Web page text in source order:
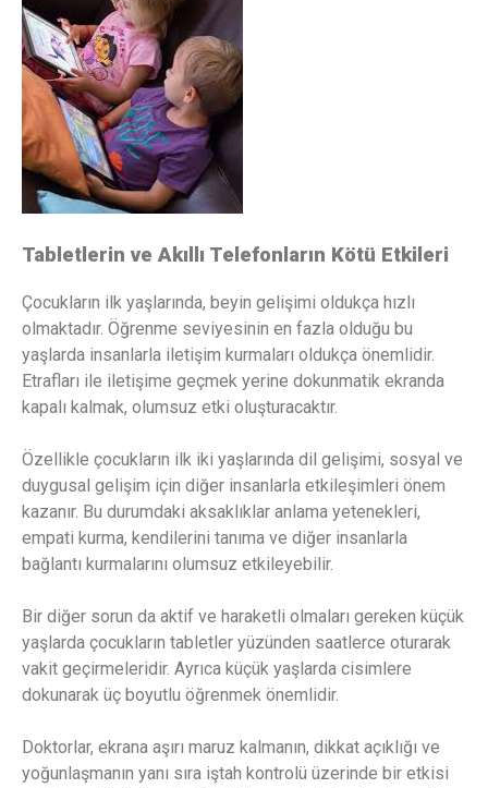
Tabletlerin ve Akıllı Telefonların Kötü Etkileri
Çocukların ilk yaşlarında, beyin gelişimi oldukça hızlı
olmaktadır. Öğrenme seviyesinin en fazla olduğu bu
yaşlarda insanlarla iletişim kurmaları oldukça önemlidir.
Etrafları ile iletişime geçmek yerine dokunmatik ekranda
kapalı kalmak, olumsuz etki oluşturacaktır.
Özellikle çocukların ilk iki yaşlarında dil gelişimi, sosyal ve
duygusal gelişim için diğer insanlarla etkileşimleri önem
kazanır. Bu durumdaki aksaklıklar anlama yetenekleri,
empati kurma, kendilerini tanıma ve diğer insanlarla
bağlantı kurmalarını olumsuz etkileyebilir.
Bir diğer sorun da aktif ve haraketli olmaları gereken küçük
yaşlarda çocukların tabletler yüzünden saatlerce oturarak
vakit geçirmeleridir. Ayrıca küçük yaşlarda cisimlere
dokunarak üç boyutlu öğrenmek önemlidir.
Doktorlar, ekrana aşırı maruz kalmanın, dikkat açıklığı ve
yoğunlaşmanın yanı sıra iştah kontrolü üzerinde bir etkisi